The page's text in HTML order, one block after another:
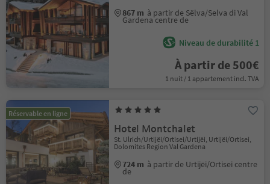
867 m à partir de Sëlva/Selva di Val
Gardena centre de
Niveau de durabilité 1
À partir de 500€
1 nuit / 1 appartement incl. TVA
Réservable en ligne
Hotel Montchalet
St. Ulrich/Urtijëi/Ortisei/Urtijëi, Urtijëi/Ortisei,
Dolomites Region Val Gardena
724 m à partir de Urtijëi/Ortisei centre
de